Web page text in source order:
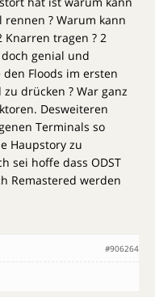
? Warum kann
tragen ? 2
doch genial und
Floods im ersten
drücken ? War ganz
Desweiteren
Terminals so
Haupstory zu
sei hoffe dass ODST
Remastered werden
#906264